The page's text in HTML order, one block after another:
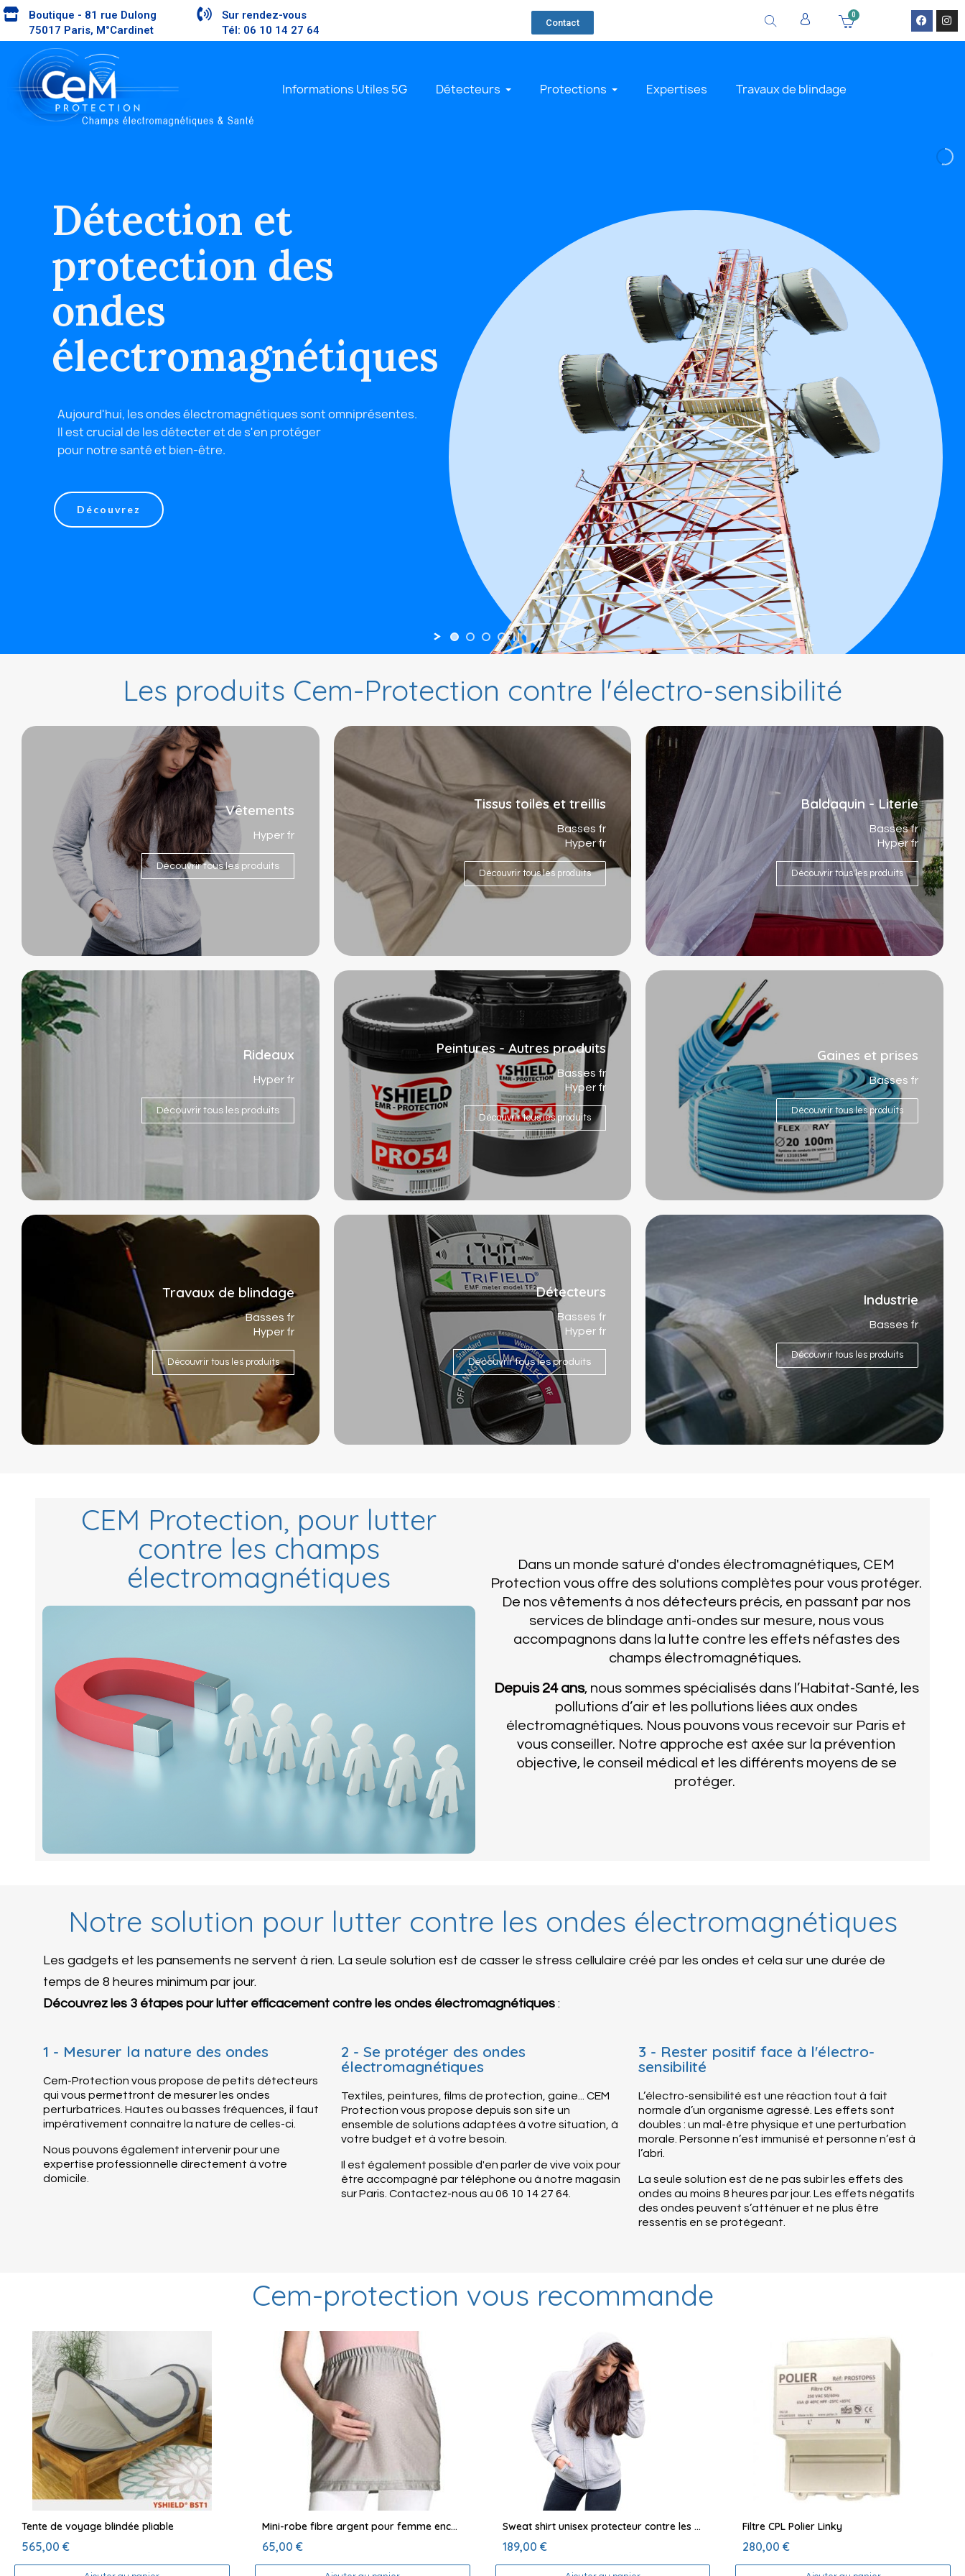
Boutique - 81 rue Dulong
75017 Paris, M°Cardinet
Sur rendez-vous
Tél: 06 10 14 27 64
Contact
Informations Utiles 5G Détecteurs Protections Expertises Travaux de blindage
Découvrez
Détection et
protection des
ondes
électromagnétiques
Aujourd'hui, les ondes électromagnétiques sont omniprésentes.
Il est crucial de les détecter et de s'en protéger
pour notre santé et bien-être.
Les produits Cem-Protection contre l'électro-sensibilité
Vêtements
Hyper fr
Découvrir tous les produits
Tissus toiles et treillis
Basses fr
Hyper fr
Découvrir tous les produits
Baldaquin - Literie
Basses fr
Hyper fr
Découvrir tous les produits
Rideaux
Hyper fr
Découvrir tous les produits
Peintures - Autres produits
Basses fr
Hyper fr
Découvrir tous les produits
Gaines et prises
Basses fr
Découvrir tous les produits
Travaux de blindage
Basses fr
Hyper fr
Découvrir tous les produits
Détecteurs
Basses fr
Hyper fr
Découvrir tous les produits
Industrie
Basses fr
Découvrir tous les produits
CEM Protection, pour lutter
contre les champs
électromagnétiques
Dans un monde saturé d'ondes électromagnétiques, CEM
Protection vous offre des solutions complètes pour vous protéger.
De nos vêtements à nos détecteurs précis, en passant par nos
services de blindage anti-ondes sur mesure, nous vous
accompagnons dans la lutte contre les effets néfastes des
champs électromagnétiques.
Depuis 24 ans, nous sommes spécialisés dans l’Habitat-Santé, les
pollutions d’air et les pollutions liées aux ondes
électromagnétiques. Nous pouvons vous recevoir sur Paris et
vous conseiller. Notre approche est axée sur la prévention
objective, le conseil médical et les différents moyens de se
protéger.
Notre solution pour lutter contre les ondes électromagnétiques
Les gadgets et les pansements ne servent à rien. La seule solution est de casser le stress cellulaire créé par les ondes et cela sur une durée de
temps de 8 heures minimum par jour.
Découvrez les 3 étapes pour lutter efficacement contre les ondes électromagnétiques :
1 - Mesurer la nature des ondes
Cem-Protection vous propose de petits détecteurs
qui vous permettront de mesurer les ondes
perturbatrices. Hautes ou basses fréquences, il faut
impérativement connaitre la nature de celles-ci.
Nous pouvons également intervenir pour une
expertise professionnelle directement à votre
domicile.
2 - Se protéger des ondes
électromagnétiques
Textiles, peintures, films de protection, gaine... CEM
Protection vous propose depuis son site un
ensemble de solutions adaptées à votre situation, à
votre budget et à votre besoin.
Il est également possible d'en parler de vive voix pour
être accompagné par téléphone ou à notre magasin
sur Paris. Contactez-nous au 06 10 14 27 64.
3 - Rester positif face à l'électro-
sensibilité
L’électro-sensibilité est une réaction tout à fait
normale d’un organisme agressé. Les effets sont
doubles : un mal-être physique et une perturbation
morale. Personne n’est immunisé et personne n’est à
l’abri.
La seule solution est de ne pas subir les effets des
ondes au moins 8 heures par jour. Les effets négatifs
des ondes peuvent s’atténuer et ne plus être
ressentis en se protégeant.
Cem-protection vous recommande
Tente de voyage blindée pliable
565,00 €
Mini-robe fibre argent pour femme enceinte
65,00 €
Sweat shirt unisex protecteur contre les ondes electromagnétiques
189,00 €
Filtre CPL Polier Linky
280,00 €